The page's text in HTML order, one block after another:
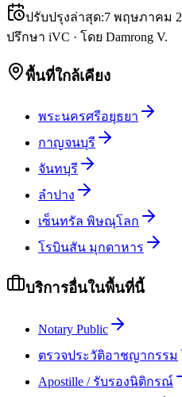
ปรับปรุงล่าสุด:7 พฤษภาคม
ปรึกษา iVC · โดย Damrong V.
พื้นที่ใกล้เคียง
พระนครศรีอยุธยา
กาญจนบุรี
จันทบุรี
ลำปาง
เซ็นทรัล พิษณุโลก
โรบินสัน มุกดาหาร
บริการอื่นในพื้นที่นี้
Notary Public
ตรวจประวัติอาชญากรรม
Apostille / รับรองนิติกรณ์